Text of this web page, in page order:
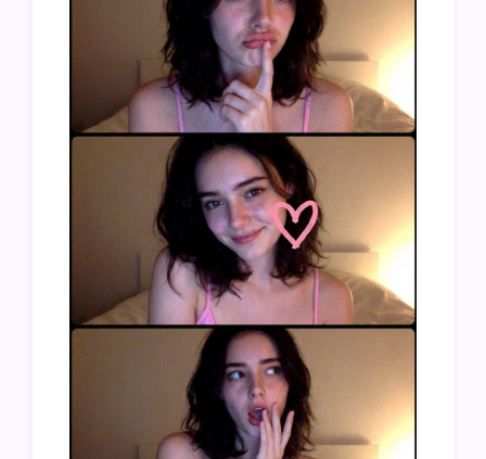
granulado, baixa resolução, proporção de aspecto 3: 4,
aparência consistente em todos os quadros, sem bordas.